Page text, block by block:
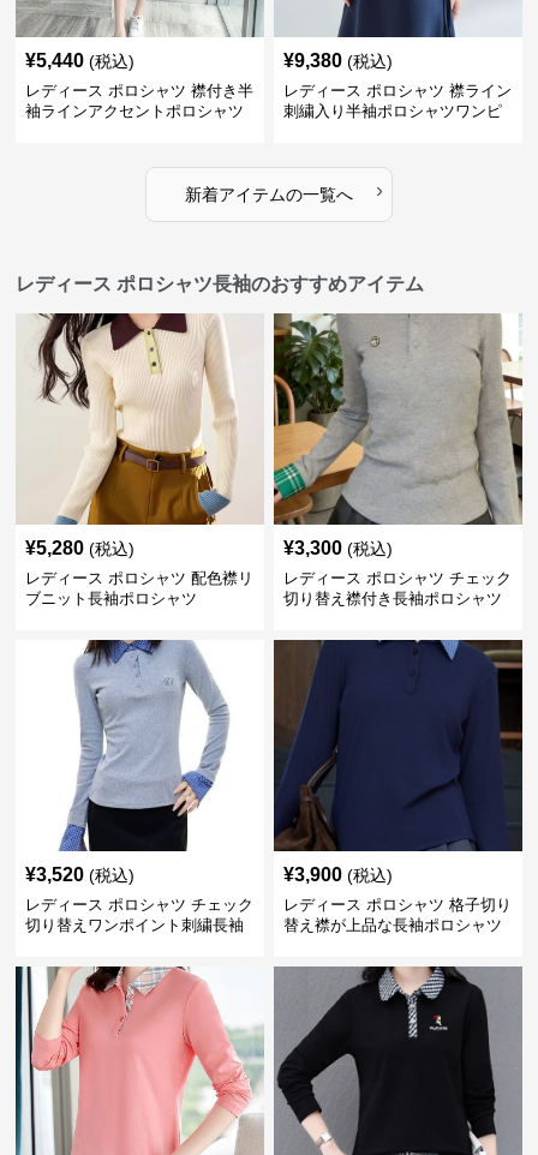
¥5,440 (税込)
レディース ポロシャツ 襟付き半
袖ラインアクセントポロシャツ
¥9,380 (税込)
レディース ポロシャツ 襟ライン
刺繍入り半袖ポロシャツワンピ
新着アイテムの一覧へ ›
レディース ポロシャツ長袖のおすすめアイテム
¥5,280 (税込)
レディース ポロシャツ 配色襟リ
ブニット長袖ポロシャツ
¥3,300 (税込)
レディース ポロシャツ チェック
切り替え襟付き長袖ポロシャツ
¥3,520 (税込)
レディース ポロシャツ チェック
切り替えワンポイント刺繍長袖
¥3,900 (税込)
レディース ポロシャツ 格子切り
替え襟が上品な長袖ポロシャツ